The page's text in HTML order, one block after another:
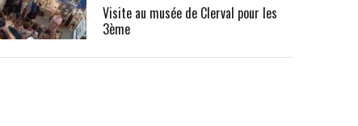
Visite au musée de Clerval pour les
3ème